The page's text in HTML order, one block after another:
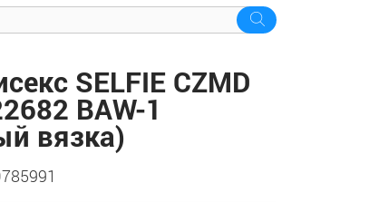
SELFIE CZMD
BAW-1
вязка)